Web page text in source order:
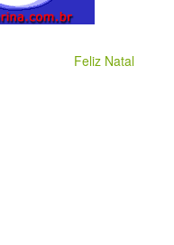
Feliz Natal